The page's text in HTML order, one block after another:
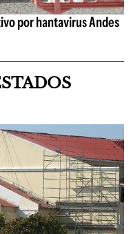
por hantavirus Andes